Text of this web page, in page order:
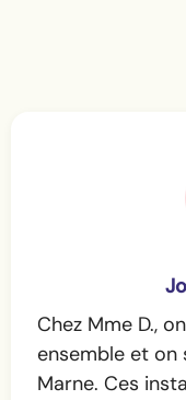
Chez Mme D.,
ensemble et on
Marne. Ces